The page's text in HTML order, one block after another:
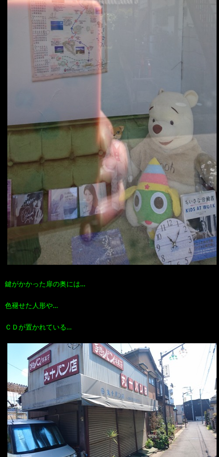
鍵がかかった扉の奥には…
色褪せた人形や…
ＣＤが置かれている…